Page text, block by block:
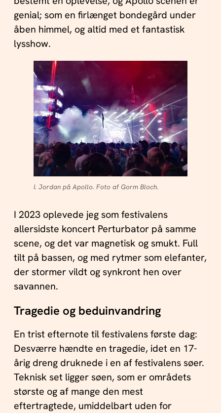
genial; som en firlænget bondegård under
åben himmel, og altid med et fantastisk
lysshow.
I. Jordan på Apollo. Foto af Gorm Bloch.
I 2023 oplevede jeg som festivalens
allersidste koncert Perturbator på samme
scene, og det var magnetisk og smukt. Full
tilt på bassen, og med rytmer som elefanter,
der stormer vildt og synkront hen over
savannen.
Tragedie og beduinvandring
En trist efternote til festivalens første dag:
Desværre hændte en tragedie, idet en 17-
årig dreng druknede i en af festivalens søer.
Teknisk set ligger søen, som er områdets
største og af mange den mest
eftertragtede, umiddelbart uden for